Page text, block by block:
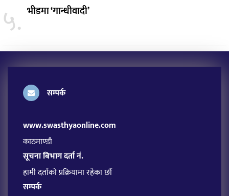
५. भीडमा ‘गान्धीवादी’
सम्पर्क
www.swasthyaonline.com
काठमाण्डौ
सूचना बिभाग दर्ता नं.
हामी दर्ताको प्रक्रियामा रहेका छौं
सम्पर्क